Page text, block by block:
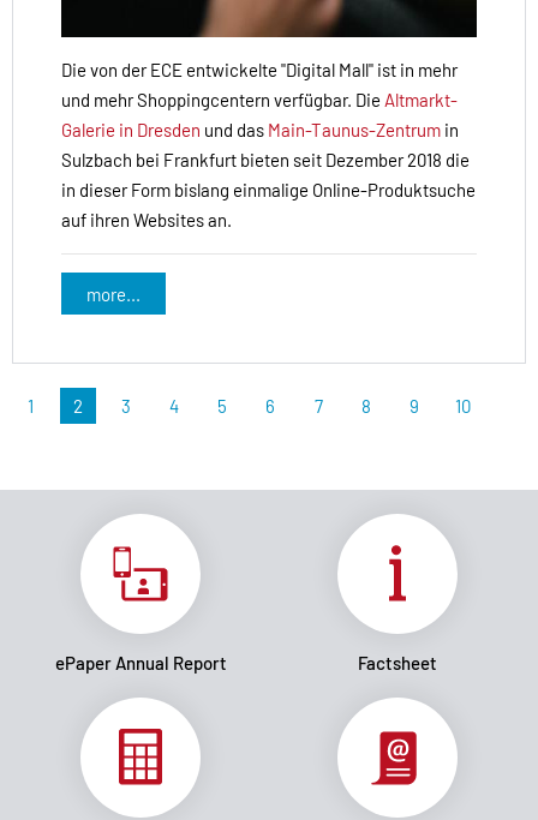
Die von der ECE entwickelte "Digital Mall" ist in mehr
und mehr Shoppingcentern verfügbar. Die Altmarkt-
Galerie in Dresden und das Main-Taunus-Zentrum in
Sulzbach bei Frankfurt bieten seit Dezember 2018 die
in dieser Form bislang einmalige Online-Produktsuche
auf ihren Websites an.
more...
1 2 3 4 5 6 7 8 9 10
ePaper Annual Report Factsheet